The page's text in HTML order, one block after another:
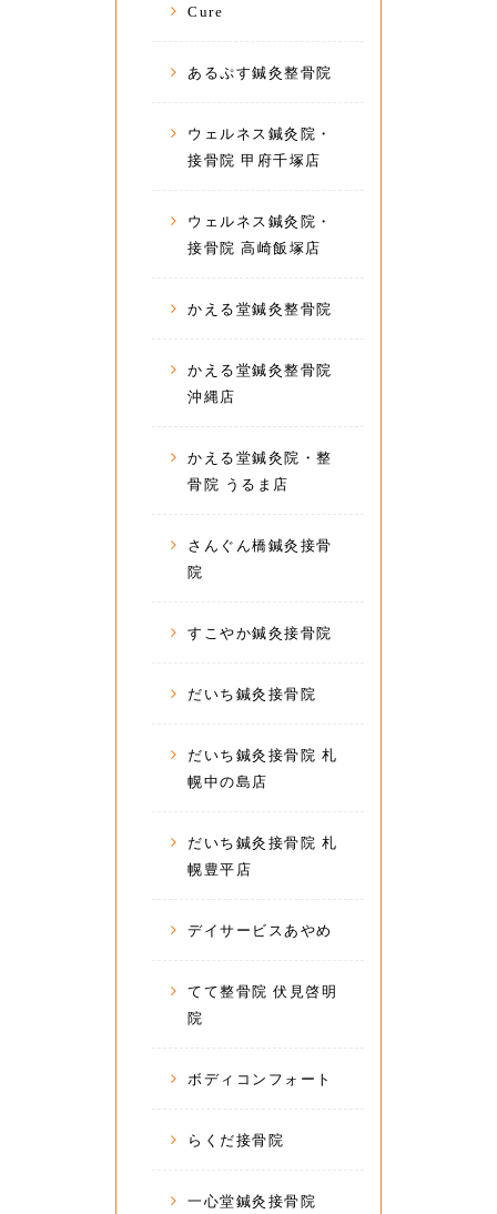
Cure
あるぷす鍼灸整骨院
ウェルネス鍼灸院・
接骨院 甲府千塚店
ウェルネス鍼灸院・
接骨院 高崎飯塚店
かえる堂鍼灸整骨院
かえる堂鍼灸整骨院
沖縄店
かえる堂鍼灸院・整
骨院 うるま店
さんぐん橋鍼灸接骨
院
すこやか鍼灸接骨院
だいち鍼灸接骨院
だいち鍼灸接骨院 札
幌中の島店
だいち鍼灸接骨院 札
幌豊平店
デイサービスあやめ
てて整骨院 伏見啓明
院
ボディコンフォート
らくだ接骨院
一心堂鍼灸接骨院